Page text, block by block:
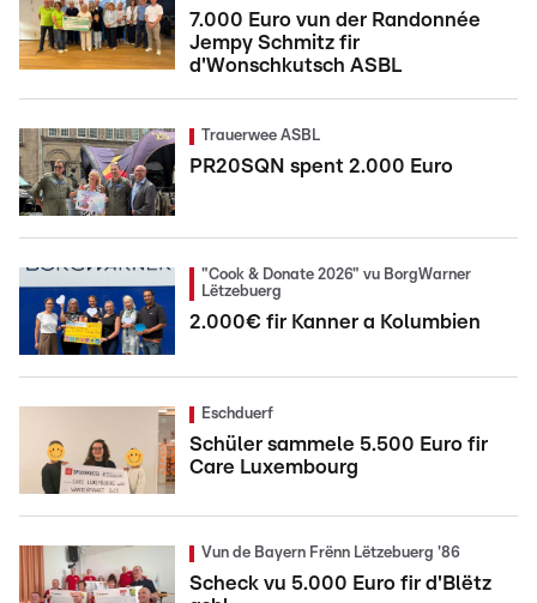
7.000 Euro vun der Randonnée
Jempy Schmitz fir
d'Wonschkutsch ASBL
Trauerwee ASBL
PR20SQN spent 2.000 Euro
"Cook & Donate 2026" vu BorgWarner
Lëtzebuerg
2.000€ fir Kanner a Kolumbien
Eschduerf
Schüler sammele 5.500 Euro fir
Care Luxembourg
Vun de Bayern Frënn Lëtzebuerg '86
Scheck vu 5.000 Euro fir d'Blëtz